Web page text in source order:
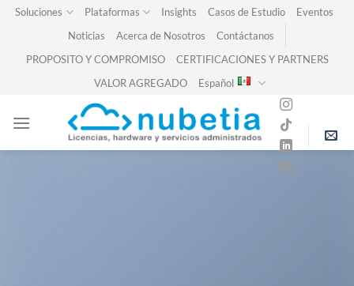
SkipSoluciones Plataformas Insights Casos de Estudio
Eventos
Noticias
Acerca de Nosotros
Contáctanos
PROPOSITO Y COMPROMISO
CERTIFICACIONES Y PARTNERS
VALOR AGREGADO
Español